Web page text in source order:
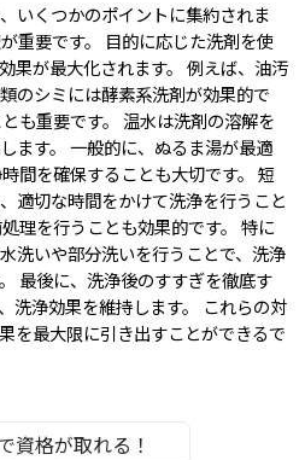
いくつかのポイントに集約されま
重要です。 目的に応じた洗剤を使
果が最大化されます。 例えば、油汚
のシミには酵素系洗剤が効果的で
も重要です。 温水は洗剤の溶解を
ます。 一般的に、ぬるま湯が最適
間を確保することも大切です。 短
適切な時間をかけて洗浄を行うこと
理を行うことも効果的です。 特に
洗いや部分洗いを行うことで、洗浄
最後に、洗浄後のすすぎを徹底す
洗浄効果を維持します。 これらの対
を最大限に引き出すことができるで
資格が取れる！